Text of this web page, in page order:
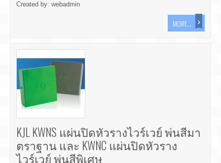
Created by: webadmin
MORE...
KJL KWNS แผ่นปิดหัวรางไวร์เวย์ พ่นสีมา
ตราฐาน และ KWNC แผ่นปิดหัวราง
ไวร์เวย์ พ่นสีพิเศษ